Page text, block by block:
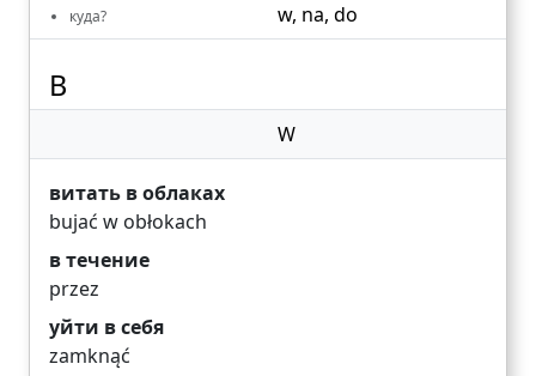
куда? w, na, do
В
W
витать в облаках
bujać w obłokach
в течение
przez
уйти в себя
zamknąć